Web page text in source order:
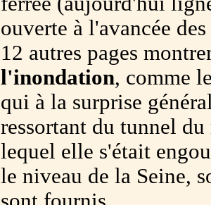
ouverte à l'avancée
12 autres pages
l'inondation, comme
qui à la surprise
ressortant du tunnel
lequel elle s'était
le niveau de la Seine,